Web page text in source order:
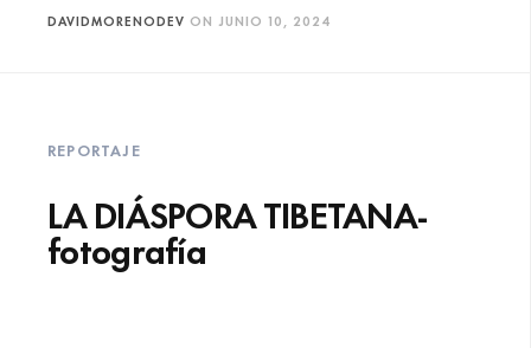
DAVIDMORENODEV ON JUNIO 10, 2024
REPORTAJE
LA DIÁSPORA TIBETANA-
fotografía